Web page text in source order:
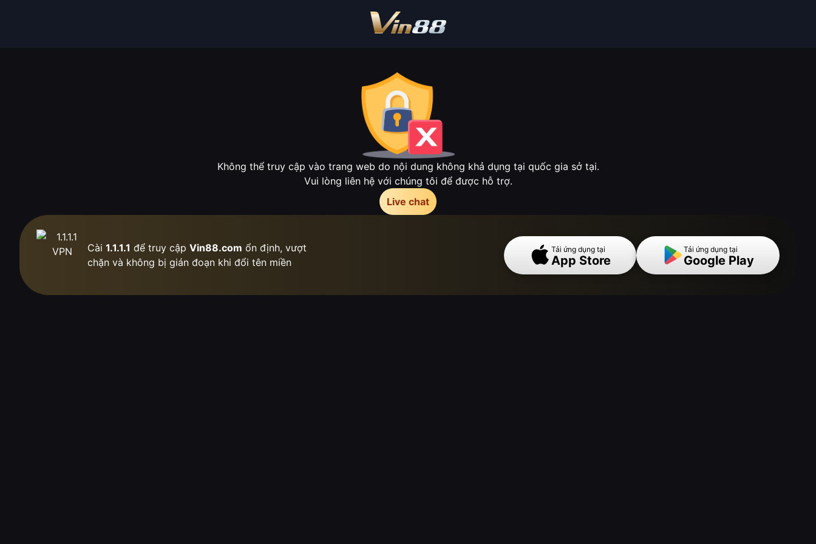
Không thể truy cập vào trang web do nội dung không khả dụng tại quốc gia sở tại.
Vui lòng liên hệ với chúng tôi để được hỗ trợ.
Live chat
Cài 1.1.1.1 để truy cập Vin88.com ổn định, vượt
chặn và không bị gián đoạn khi đổi tên miền
Tải ứng dụng tại
App Store
Tải ứng dụng tại
Google Play